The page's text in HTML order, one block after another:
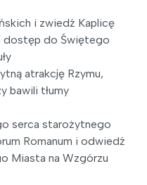
i zwiedź Kaplicę
dostęp do Świętego
atrakcję Rzymu,
bawili tłumy
serca starożytnego
Romanum i odwiedź
Miasta na Wzgórzu